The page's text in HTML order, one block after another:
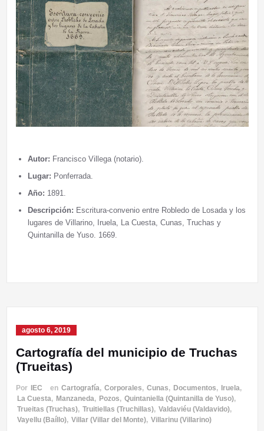
Autor: Francisco Villega (notario).
Lugar: Ponferrada.
Año: 1891.
Descripción: Escritura-convenio entre Robledo de Losada y los
lugares de Villarino, Iruela, La Cuesta, Cunas, Truchas y
Quintanilla de Yuso. 1669.
agosto 6, 2019
Cartografía del municipio de Truchas
(Trueitas)
Por IEC en Cartografía, Corporales, Cunas, Documentos, Iruela,
La Cuesta, Manzaneda, Pozos, Quintaniella (Quintanilla de Yuso),
Trueitas (Truchas), Truitiellas (Truchillas), Valdaviéu (Valdavido),
Vayellu (Baíllo), Villar (Villar del Monte), Villarinu (Villarino)